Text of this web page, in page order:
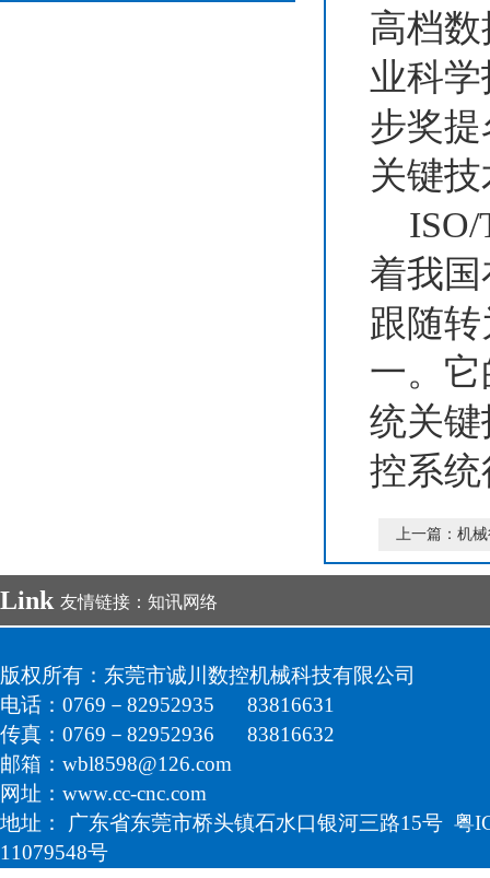
高档
业科
步奖
关键
ISO/
着我
跟随
一。
统关
控系
上一篇： 机
Link 友情链接： 知讯网络
版权所有：东莞市诚川数控机械科技有限公司
电话：0769－82952935 83816631
传真：0769－82952936 83816632
邮箱：wbl8598@126.com
网址： www.cc-cnc.com
地址： 广东省东莞市桥头镇石水口银河三路15号 粤
11079548号